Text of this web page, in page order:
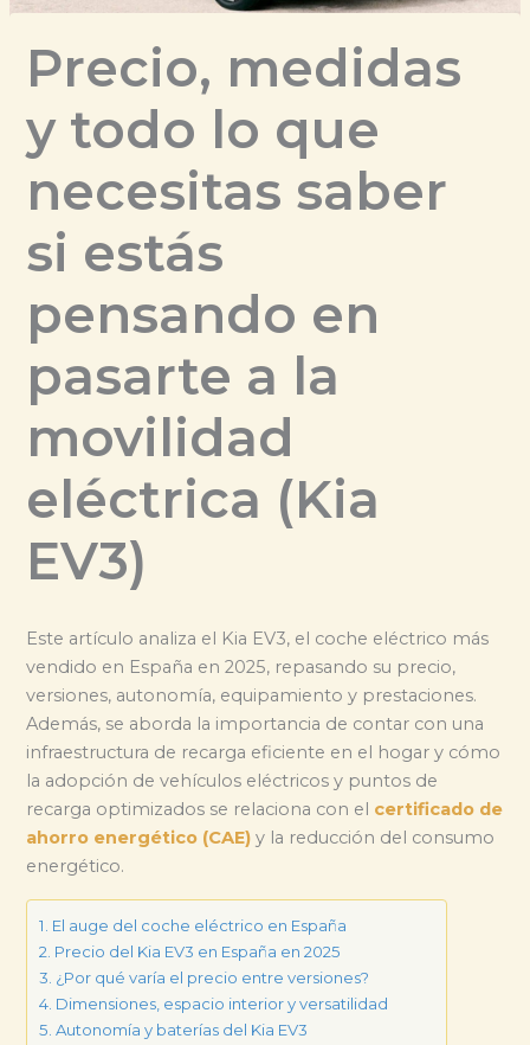
Precio, medidas
y todo lo que
necesitas saber
si estás
pensando en
pasarte a la
movilidad
eléctrica (Kia
EV3)
Este artículo analiza el Kia EV3, el coche eléctrico más
vendido en España en 2025, repasando su precio,
versiones, autonomía, equipamiento y prestaciones.
Además, se aborda la importancia de contar con una
infraestructura de recarga eficiente en el hogar y cómo
la adopción de vehículos eléctricos y puntos de
recarga optimizados se relaciona con el certificado de
ahorro energético (CAE) y la reducción del consumo
energético.
El auge del coche eléctrico en España
Precio del Kia EV3 en España en 2025
¿Por qué varía el precio entre versiones?
Dimensiones, espacio interior y versatilidad
Autonomía y baterías del Kia EV3